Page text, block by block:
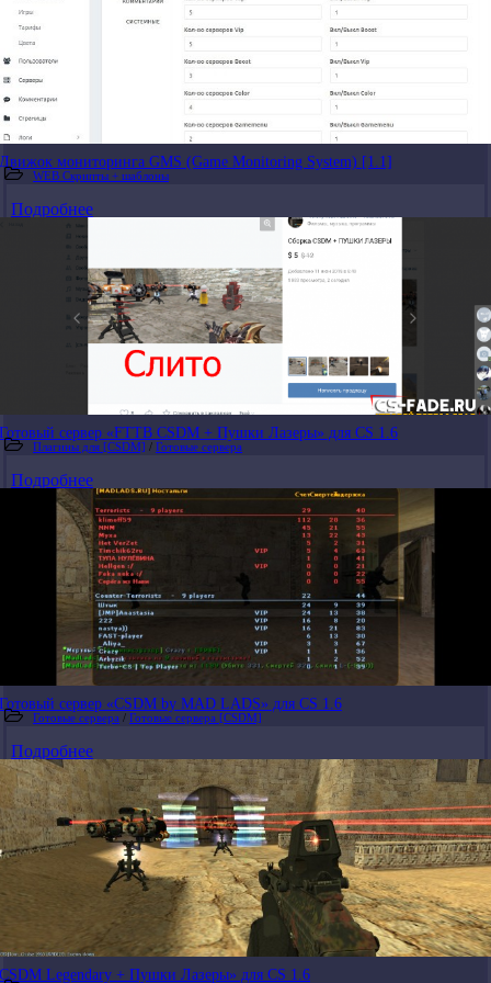
Движок мониторинга GMS (Game Monitoring System) [1.1]
WEB Скрипты + шаблоны
Подробнее
Готовый сервер «FTTB CSDM + Пушки Лазеры» для CS 1.6
Плагины для [CSDM] / Готовые сервера
Подробнее
Готовый сервер «CSDM by MAD LADS» для CS 1.6
Готовые сервера / Готовые сервера [CSDM]
Подробнее
CSDM Legendary + Пушки Лазеры» для CS 1.6